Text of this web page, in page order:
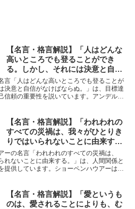
【名言・格言解説】「人はどんな
高いところでも登ることができ
る。しかし、それには決意と自信
がなけばならぬ。」by アンデル
センの深い意味と得られる教訓
言「人はどんな高いところでも登ることが
決意と自信がなけばならぬ。」は、目標達
信頼の重要性を説いています。アンデルセ
【名言・格言解説】「われわれの
すべての災禍は、我々がひとりき
りではいられないことに由来す
る。」by ショーペンハウアーの
深い意味と得られる教訓
ーの名言「われわれのすべての災禍は、
れないことに由来する。」は、人間関係と
提供しています。ショーペンハウアーは、
【名言・格言解説】「愛というも
のは、愛されることによりも、む